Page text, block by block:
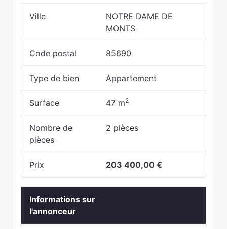
Ville
NOTRE DAME DE
MONTS
Code postal 85690
Type de bien Appartement
Surface 47 m2
Nombre de
pièces
2 pièces
Prix 203 400,00 €
Informations sur
l'annonceur